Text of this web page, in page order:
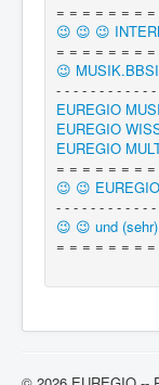
= = = = = = =
😉 😉 😉
= = = = = = =
😉
- - - - - - - - - - -
EUREGIO
EUREGIO
EUREGIO
= = = = = = =
😉 😉
- - - - - - - - - - -
😉 😉 und
= = = = = = =